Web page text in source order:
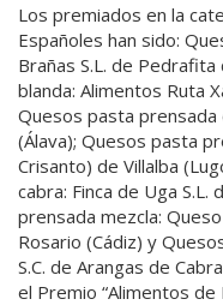
Los premiados en la
Españoles han sido:
Brañas S.L. de
blanda: Alimentos Ruta
Quesos pasta prensada
(Álava); Quesos pasta
Crisanto) de Villalba
cabra: Finca de Uga
prensada mezcla:
Rosario (Cádiz) y
S.C. de Arangas de
el Premio “Alimentos de